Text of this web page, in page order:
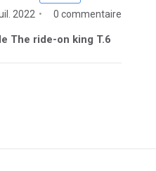
2022 0 commentaire
The ride-on king T.6